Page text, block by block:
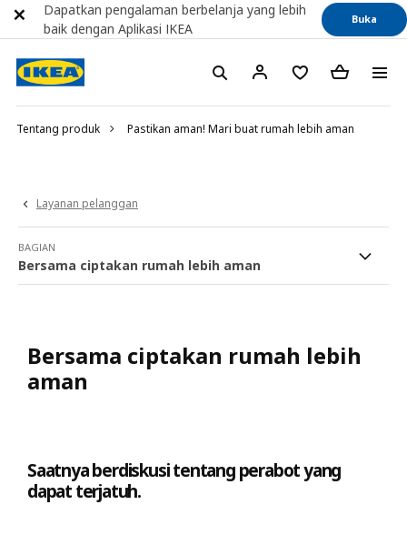
Tentang produk Pastikan aman! Mari buat rumah lebih aman
Layanan pelanggan
BAGIAN
Bersama ciptakan rumah lebih aman
Bersama ciptakan rumah lebih
aman
Saatnya berdiskusi tentang perabot yang
dapat terjatuh.
Dapatkan pengalaman berbelanja yang lebih
baik dengan Aplikasi IKEA
Buka